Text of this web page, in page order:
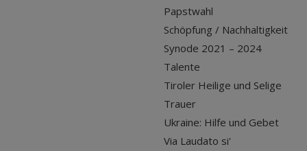
Papstwahl
Schöpfung / Nachhaltigkeit
Synode 2021 – 2024
Talente
Tiroler Heilige und Selige
Trauer
Ukraine: Hilfe und Gebet
Via Laudato si'